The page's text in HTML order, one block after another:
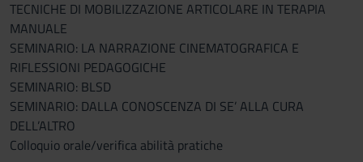
TECNICHE DI MOBILIZZAZIONE ARTICOLARE IN TERAPIA
MANUALE
SEMINARIO: LA NARRAZIONE CINEMATOGRAFICA E
RIFLESSIONI PEDAGOGICHE
SEMINARIO: BLSD
SEMINARIO: DALLA CONOSCENZA DI SE’ ALLA CURA
DELL’ALTRO
Colloquio orale/verifica abilità pratiche